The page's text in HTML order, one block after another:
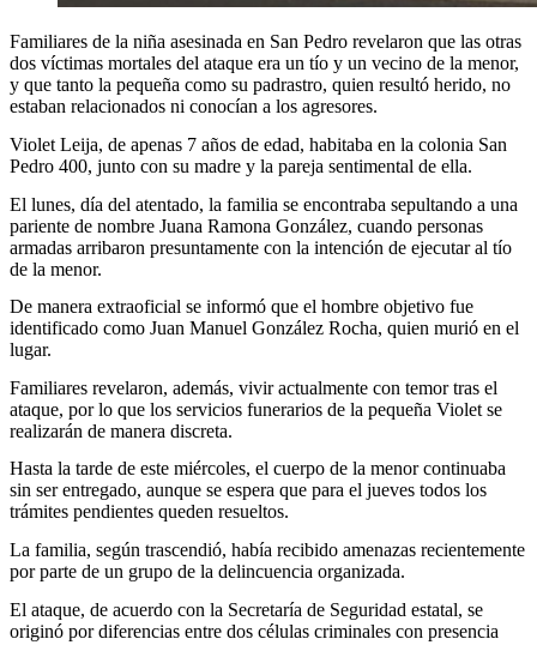
Familiares de la niña asesinada en San Pedro revelaron que las otras
dos víctimas mortales del ataque era un tío y un vecino de la menor,
y que tanto la pequeña como su padrastro, quien resultó herido, no
estaban relacionados ni conocían a los agresores.
Violet Leija, de apenas 7 años de edad, habitaba en la colonia San
Pedro 400, junto con su madre y la pareja sentimental de ella.
El lunes, día del atentado, la familia se encontraba sepultando a una
pariente de nombre Juana Ramona González, cuando personas
armadas arribaron presuntamente con la intención de ejecutar al tío
de la menor.
De manera extraoficial se informó que el hombre objetivo fue
identificado como Juan Manuel González Rocha, quien murió en el
lugar.
Familiares revelaron, además, vivir actualmente con temor tras el
ataque, por lo que los servicios funerarios de la pequeña Violet se
realizarán de manera discreta.
Hasta la tarde de este miércoles, el cuerpo de la menor continuaba
sin ser entregado, aunque se espera que para el jueves todos los
trámites pendientes queden resueltos.
La familia, según trascendió, había recibido amenazas recientemente
por parte de un grupo de la delincuencia organizada.
El ataque, de acuerdo con la Secretaría de Seguridad estatal, se
originó por diferencias entre dos células criminales con presencia